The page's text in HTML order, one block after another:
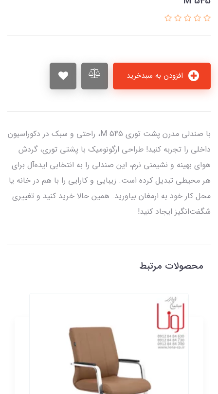
با صندلی مدرن پشت توری M 545، راحتی و سبک در دکوراسیون
داخلی را تجربه کنید! طراحی ارگونومیک با پشتی توری، گردش
هوای بهینه و نشیمنی نرم، این صندلی را به انتخابی ایده‌آل برای
هر محیطی تبدیل کرده است. زیبایی و کارایی را با هم در خانه یا
محل کار خود به ارمغان بیاورید. همین حالا خرید کنید و تغییری
شگفت‌انگیز ایجاد کنید!
محصولات مرتبط